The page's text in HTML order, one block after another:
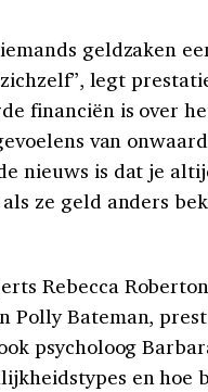
geldzaken
legt
financiën is over
van
nieuws is dat je
ze geld anders
Rebecca
Polly Bateman,
psycholoog
en hoe